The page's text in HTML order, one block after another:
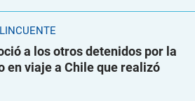
a los otros detenidos por la
en viaje a Chile que realizó